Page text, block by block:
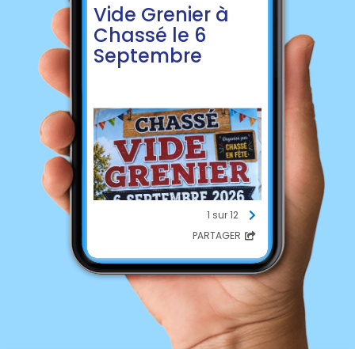
Vide Grenier à
Chassé le 6
Septembre
1 sur 12
PARTAGER